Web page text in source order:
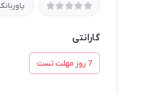
گارانتی
7 روز مهلت تست